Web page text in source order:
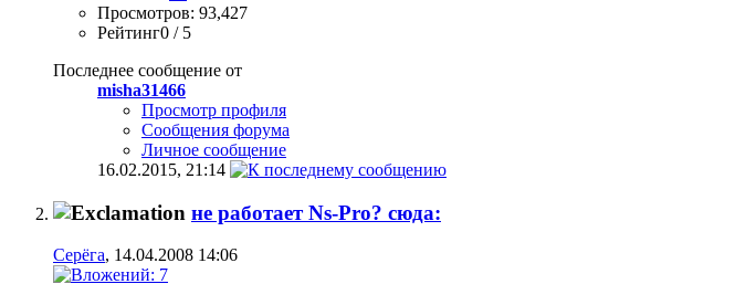
Просмотров: 93,427
Рейтинг0 / 5
Последнее сообщение от
misha31466
Просмотр профиля
Сообщения форума
Личное сообщение
16.02.2015, 21:14
не работает Ns-Pro? сюда:
Серёга, 14.04.2008 14:06